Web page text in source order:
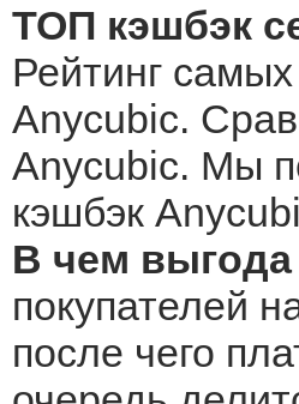
ТОП кэшбэк
Рейтинг
Anycubic.
Anycubic. Мы
кэшбэк
В чем
покупателей
после чего